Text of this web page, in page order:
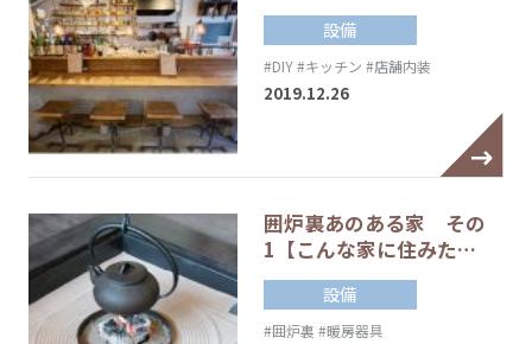
設備
#DIY#キッチン #店舗内装
2019.12.26
囲炉裏あのある家 その
1【こんな家に住みた…
設備
#囲炉裏 #暖房器具